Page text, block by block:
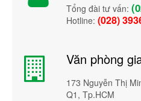
Tổng đài tư vấn:
Hotline: (028)
Văn phòng
173 Nguyễn Thị
Q1, Tp.HCM